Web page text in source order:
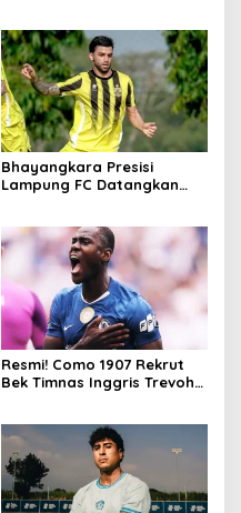
Bhayangkara Presisi
Lampung FC Datangkan
League 2026/27
Resmi! Como 1907 Rekrut
Bek Timnas Inggris Trevoh